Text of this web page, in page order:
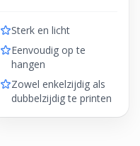
Sterk en licht
Eenvoudig op te
hangen
Zowel enkelzijdig als
dubbelzijdig te printen